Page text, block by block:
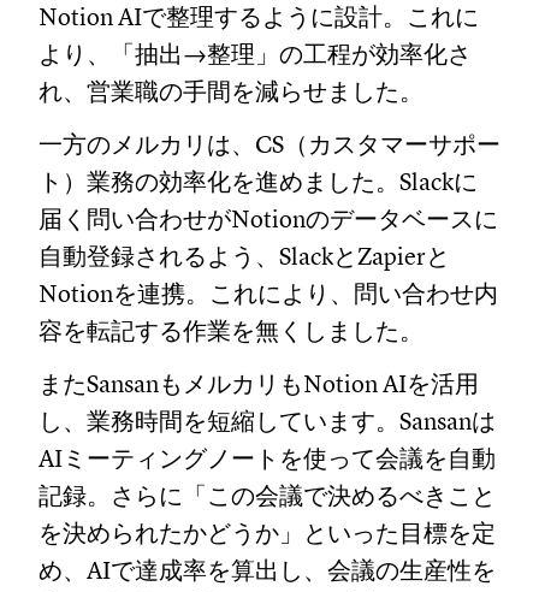
Notion AIで整理するように設計。これに
より、「抽出→整理」の工程が効率化さ
れ、営業職の手間を減らせました。
一方のメルカリは、CS（カスタマーサポー
ト）業務の効率化を進めました。Slackに
届く問い合わせがNotionのデータベースに
自動登録されるよう、SlackとZapierと
Notionを連携。これにより、問い合わせ内
容を転記する作業を無くしました。
またSansanもメルカリもNotion AIを活用
し、業務時間を短縮しています。Sansanは
AIミーティングノートを使って会議を自動
記録。さらに「この会議で決めるべきこと
を決められたかどうか」といった目標を定
め、AIで達成率を算出し、会議の生産性を